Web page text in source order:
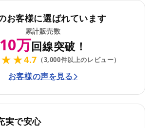
お客様に選ばれています
累計販売数
10万回線突破！
4.7 （3,000件以上のレビュー）
お客様の声を見る
実で安心